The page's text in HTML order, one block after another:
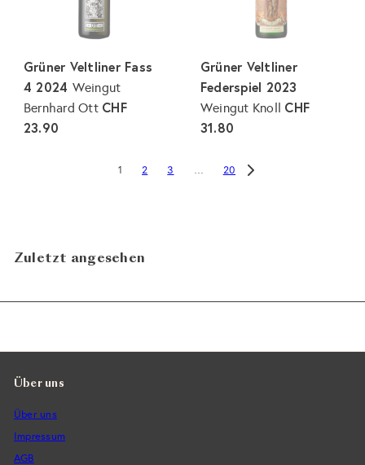
Grüner Veltliner Fass
4 2024 Weingut
Bernhard Ott CHF
23.90
Grüner Veltliner
Federspiel 2023
Weingut Knoll CHF
31.80
1 2 3 … 20
Zuletzt angesehen
Über uns
Über uns
Impressum
AGB